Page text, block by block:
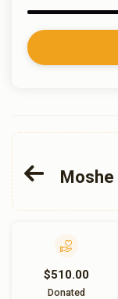
Moshe
$510.00
Donated